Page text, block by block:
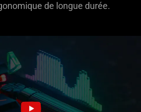
de longue durée.